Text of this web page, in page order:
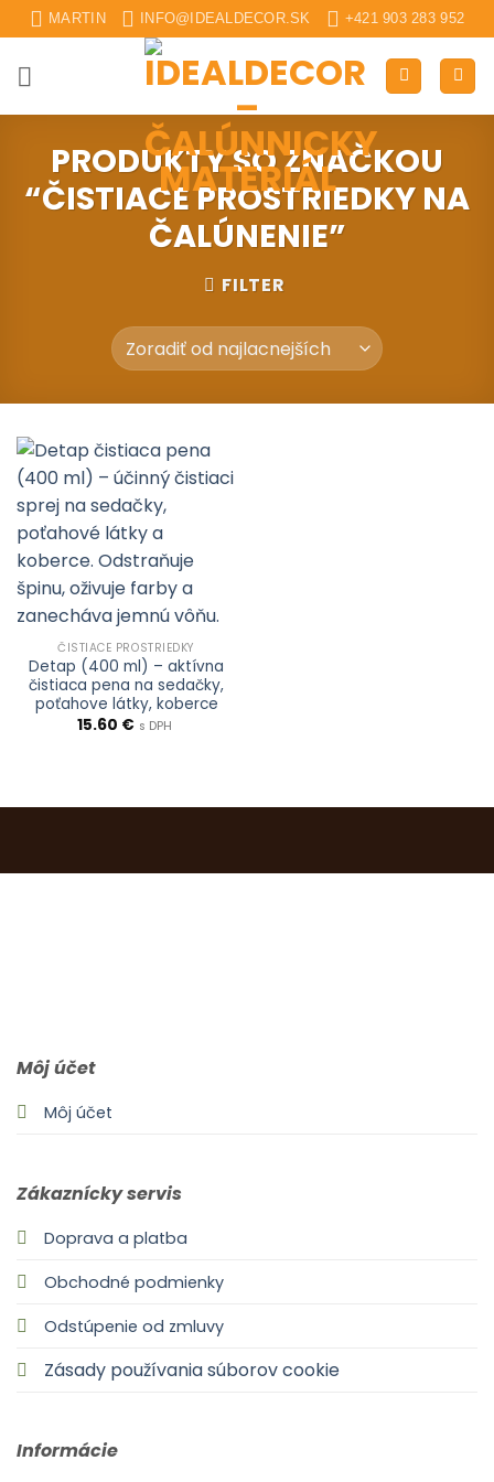
Skip
to
content
MARTIN INFO@IDEALDECOR.SK +421 903 283 952
PRODUKTY SO ZNAČKOU
“ČISTIACE PROSTRIEDKY NA
ČALÚNENIE”
FILTER
ČISTIACE PROSTRIEDKY
Detap (400 ml) – aktívna
čistiaca pena na sedačky,
poťahove látky, koberce
15.60 € s DPH
Môj účet
Môj účet
Zákaznícky servis
Doprava a platba
Obchodné podmienky
Odstúpenie od zmluvy
Zásady používania súborov cookie
Informácie